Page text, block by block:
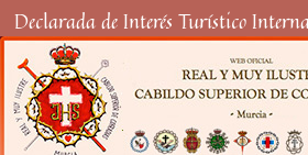
Declarada de Interés Turístico